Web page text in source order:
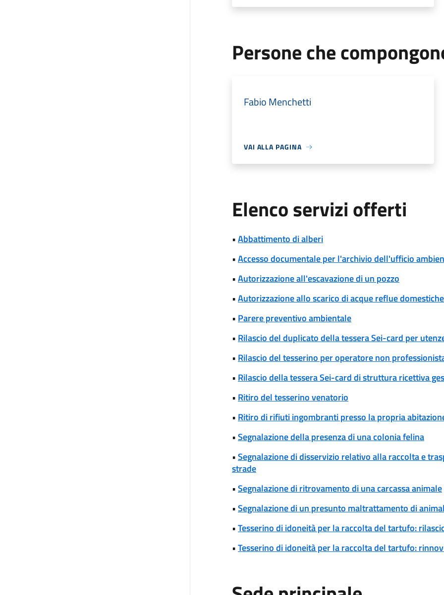
Persone che
Fabio Menchetti
VAI ALLA PAGINA
Elenco servizi offerti
•Abbattimento di alberi
•Accesso documentale per l'archivio dell'ufficio
•Autorizzazione all'escavazione di un pozzo
•Autorizzazione allo scarico di acque reflue
• Parere preventivo ambientale
• Rilascio del duplicato della tessera Sei-card per
• Rilascio del tesserino per operatore non
• Rilascio della tessera Sei-card di struttura ricettiva
• Ritiro del tesserino venatorio
• Ritiro di rifiuti ingombranti presso la propria
•Segnalazione della presenza di una colonia felina
•Segnalazione di disservizio relativo alla raccolta e
strade
•Segnalazione di ritrovamento di una carcassa animale
•Segnalazione di un presunto maltrattamento di
•Tesserino di idoneità per la raccolta del tartufo:
•Tesserino di idoneità per la raccolta del tartufo: